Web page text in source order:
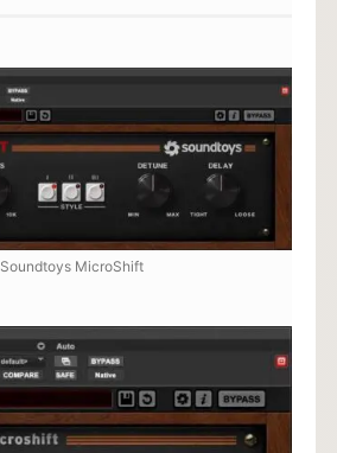
Soundtoys MicroShift